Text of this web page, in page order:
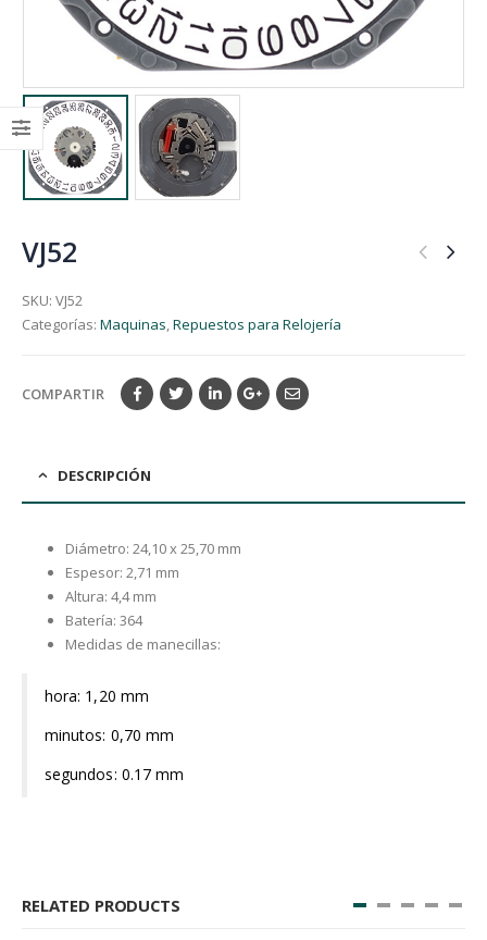
VJ52
SKU: VJ52
Categorías: Maquinas,Repuestos para Relojería
COMPARTIR
DESCRIPCIÓN
Diámetro: 24,10 x 25,70 mm
Espesor: 2,71 mm
Altura: 4,4 mm
Batería: 364
Medidas de manecillas:
hora: 1,20 mm
minutos: 0,70 mm
segundos: 0.17 mm
RELATED PRODUCTS